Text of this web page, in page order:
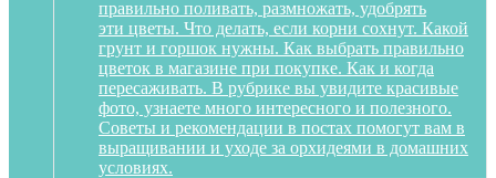
правильно поливать, размножать, удобрять
эти цветы. Что делать, если корни сохнут. Какой
грунт и горшок нужны. Как выбрать правильно
цветок в магазине при покупке. Как и когда
пересаживать. В рубрике вы увидите красивые
фото, узнаете много интересного и полезного.
Советы и рекомендации в постах помогут вам в
выращивании и уходе за орхидеями в домашних
условиях.